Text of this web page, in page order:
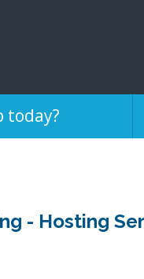
today?
- Hosting